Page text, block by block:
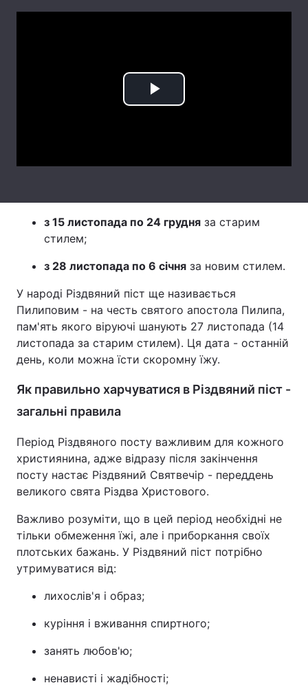
Тема оформлення
Play
з 15 листопада по 24 грудня за старим
стилем;
з 28 листопада по 6 січня за новим стилем.
У народі Різдвяний піст ще називається
Пилиповим - на честь святого апостола Пилипа,
пам'ять якого віруючі шанують 27 листопада (14
листопада за старим стилем). Ця дата - останній
день, коли можна їсти скоромну їжу.
Як правильно харчуватися в Різдвяний піст -
загальні правила
Період Різдвяного посту важливим для кожного
християнина, адже відразу після закінчення
посту настає Різдвяний Святвечір - переддень
великого свята Різдва Христового.
Важливо розуміти, що в цей період необхідні не
тільки обмеження їжі, але і приборкання своїх
плотських бажань. У Різдвяний піст потрібно
утримуватися від:
лихослів'я і образ;
куріння і вживання спиртного;
занять любов'ю;
ненависті і жадібності;